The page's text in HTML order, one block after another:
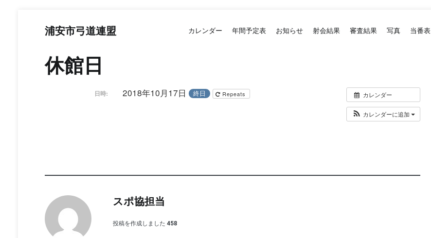
浦安市弓道連盟 カレンダー 年間予定表 お知らせ 射会結果 審査結果 写真 当番表
休館日
カレンダー
カレンダーに追加
日時: 2018年10月17日 終日 Repeats
スポ協担当
投稿を作成しました 458